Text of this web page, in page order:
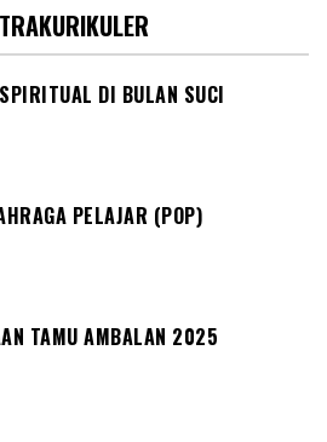
DI BULAN SUCI
PELAJAR (POP)
TAMU AMBALAN 2025